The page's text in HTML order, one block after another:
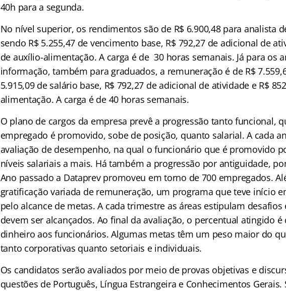
40h para a segunda.
No nível superior, os rendimentos são de R$ 6.900,48 para analista
sendo R$ 5.255,47 de vencimento base, R$ 792,27 de adicional de
de auxílio-alimentação. A carga é de 30 horas semanais. Já para os
informação, também para graduados, a remuneração é de R$
5.915,09 de salário base, R$ 792,27 de adicional de atividade e R$
alimentação. A carga é de 40 horas semanais.
O plano de cargos da empresa prevê a progressão tanto funcional,
empregado é promovido, sobe de posição, quanto salarial. A cada
avaliação de desempenho, na qual o funcionário que é promovido
níveis salariais a mais. Há também a progressão por antiguidade,
Ano passado a Dataprev promoveu em torno de 700 empregados.
gratificação variada de remuneração, um programa que teve início
pelo alcance de metas. A cada trimestre as áreas estipulam desafios
devem ser alcançados. Ao final da avaliação, o percentual atingido
dinheiro aos funcionários. Algumas metas têm um peso maior do
tanto corporativas quanto setoriais e individuais.
Os candidatos serão avaliados por meio de provas objetivas e
questões de Português, Língua Estrangeira e Conhecimentos Gerais.